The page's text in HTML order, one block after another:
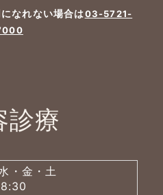
情報
ックについて
の診療
ご質問
なれない場合は03-5721-
診療
・金・土